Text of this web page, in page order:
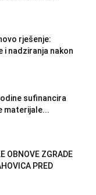
rješenje:
nadziranja nakon
sufinancira
materijale...
OBNOVE ZGRADE
PRED